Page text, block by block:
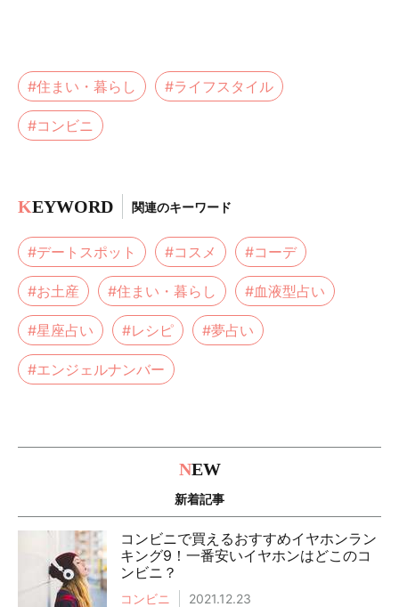
#住まい・暮らし #ライフスタイル
#コンビニ
KEYWORD 関連のキーワード
#デートスポット #コスメ #コーデ
#お土産 #住まい・暮らし #血液型占い
#星座占い #レシピ #夢占い
#エンジェルナンバー
NEW
新着記事
コンビニで買えるおすすめイヤホンラン
キング9！一番安いイヤホンはどこのコ
ンビニ？
コンビニ 2021.12.23